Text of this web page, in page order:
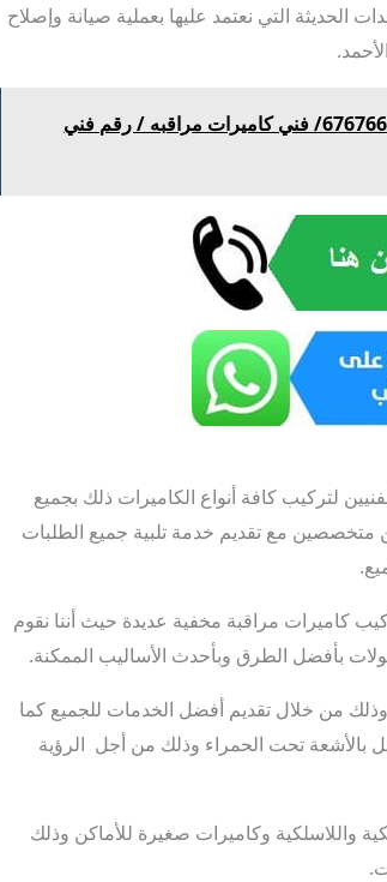
الحديثة التي نعتمد عليها بعملية صيانة وإصلاح
تركيب انتركم وبدالة الروضه/ 67676683/ فني كاميرات مراقبه / رقم فني
لتركيب كافة أنواع الكاميرات ذلك بجميع
متخصصين مع تقديم خدمة تلبية جميع الطلبات
كاميرات مراقبة مخفية عديدة حيث أننا نقوم
بأفضل الطرق وبأحدث الأساليب الممكنة.
من خلال تقديم أفضل الخدمات للجميع كما
بالأشعة تحت الحمراء وذلك من أجل الرؤية
واللاسلكية وكاميرات صغيرة للأماكن وذلك